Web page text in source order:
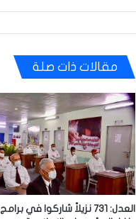
مقالات ذات صلة
العدل: 731 نزيلاً شاركوا في